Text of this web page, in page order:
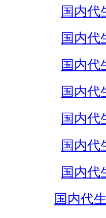
国内代
国内代
国内代
国内代
国内代
国内代
国内代
国内代